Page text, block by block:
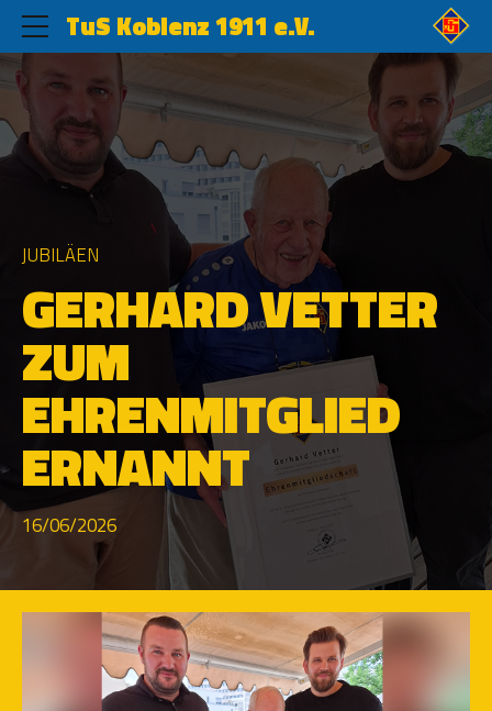
TuS Koblenz 1911 e.V.
JUBILÄEN
GERHARD VETTER
ZUM
EHRENMITGLIED
ERNANNT
16/06/2026